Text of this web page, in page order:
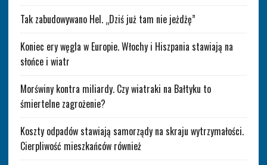
Tak zabudowywano Hel. „Dziś już tam nie jeżdżę”
Koniec ery węgla w Europie. Włochy i Hiszpania stawiają na
słońce i wiatr
Morświny kontra miliardy. Czy wiatraki na Bałtyku to
śmiertelne zagrożenie?
Koszty odpadów stawiają samorządy na skraju wytrzymałości.
Cierpliwość mieszkańców również